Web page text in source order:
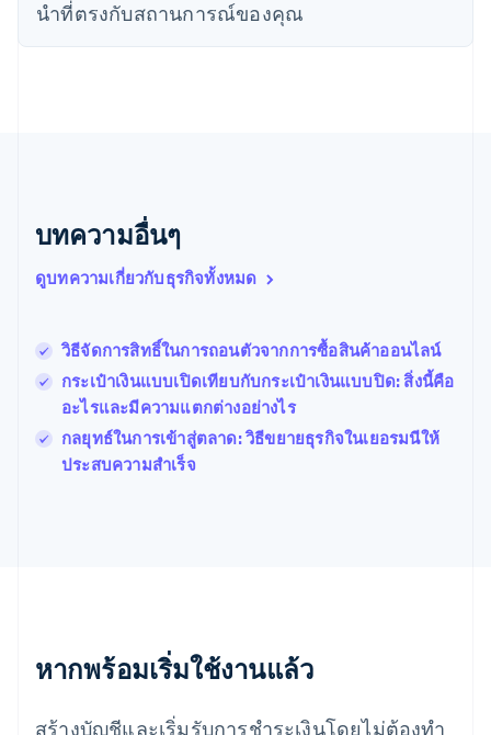
นําที่ตรงกับสถานการณ์ของคุณ
บทความอื่นๆ
ดูบทความเกี่ยวกับธุรกิจทั้งหมด
วิธีจัดการสิทธิ์ในการถอนตัวจากการซื้อสินค้าออนไลน์
กระเป๋าเงินแบบเปิดเทียบกับกระเป๋าเงินแบบปิด: สิ่งนี้คือ
อะไรและมีความแตกต่างอย่างไร
กลยุทธ์ในการเข้าสู่ตลาด: วิธีขยายธุรกิจในเยอรมนีให้
ประสบความสําเร็จ
หากพร้อมเริ่มใช้งานแล้ว
สร้างบัญชีและเริ่มรับการชำระเงินโดยไม่ต้องทำ
นิวซีแลนด์
เนเธอร์แลนด์
Français
โปรตุเกส
โปแลนด์
FrançaisEnglish
ฟินแลนด์
English Svenska
มอลตา
English
มาเลเซีย
English
ลักเซมเบิร์ก
ลัตเวีย